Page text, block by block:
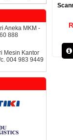
Aneka MKM -
888
Mesin Kantor
004 983 9449